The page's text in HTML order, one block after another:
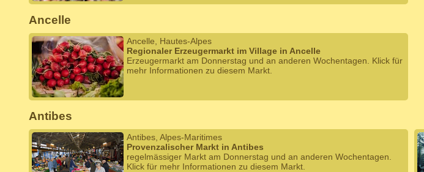
Ancelle
Ancelle, Hautes-Alpes
Regionaler Erzeugermarkt im Village in Ancelle
Erzeugermarkt am Donnerstag und an anderen Wochentagen. Klick für
mehr Informationen zu diesem Markt.
Antibes
Antibes, Alpes-Maritimes
Provenzalischer Markt in Antibes
regelmässiger Markt am Donnerstag und an anderen Wochentagen.
Klick für mehr Informationen zu diesem Markt.